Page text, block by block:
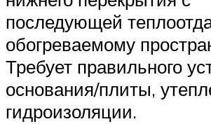
последующей
обогреваемому
Требует правильного
основания/плиты,
гидроизоляции.